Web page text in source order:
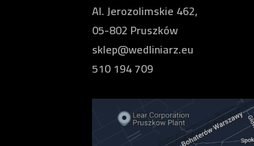
Al. Jerozolimskie 462,
05-802 Pruszków
sklep@wedliniarz.eu
510 194 709